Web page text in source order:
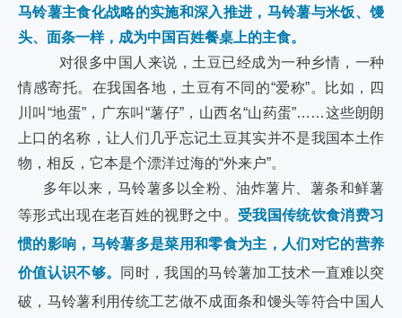
马铃薯主食化战略的实施和深入推进，马铃薯与米饭、馒
头、面条一样，成为中国百姓餐桌上的主食。
对很多中国人来说，土豆已经成为一种乡情，一种
情感寄托。在我国各地，土豆有不同的“爱称”。比如，四
川叫“地蛋”，广东叫“薯仔”，山西名“山药蛋”……这些朗朗
上口的名称，让人们几乎忘记土豆其实并不是我国本土作
物，相反，它本是个漂洋过海的“外来户”。
多年以来，马铃薯多以全粉、油炸薯片、薯条和鲜薯
等形式出现在老百姓的视野之中。 受我国传统饮食消费习
惯的影响，马铃薯多是菜用和零食为主，人们对它的营养
价值认识不够。 同时，我国的马铃薯加工技术一直难以突
破，马铃薯利用传统工艺做不成面条和馒头等符合中国人